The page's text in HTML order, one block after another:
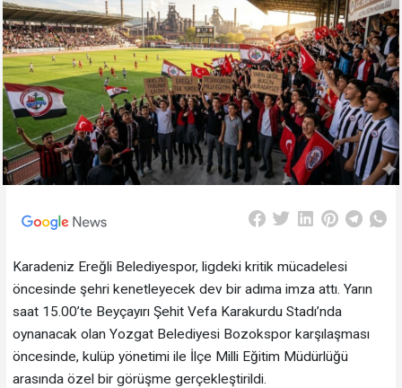
Karadeniz Ereğli Belediyespor, ligdeki kritik mücadelesi
öncesinde şehri kenetleyecek dev bir adıma imza attı. Yarın
saat 15.00’te Beyçayırı Şehit Vefa Karakurdu Stadı’nda
oynanacak olan Yozgat Belediyesi Bozokspor karşılaşması
öncesinde, kulüp yönetimi ile İlçe Milli Eğitim Müdürlüğü
arasında özel bir görüşme gerçekleştirildi.